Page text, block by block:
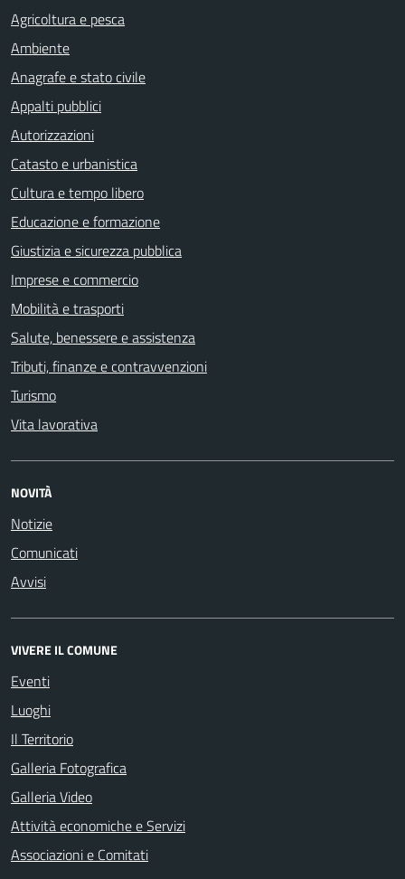
Agricoltura e pesca
Ambiente
Anagrafe e stato civile
Appalti pubblici
Autorizzazioni
Catasto e urbanistica
Cultura e tempo libero
Educazione e formazione
Giustizia e sicurezza pubblica
Imprese e commercio
Mobilità e trasporti
Salute, benessere e assistenza
Tributi, finanze e contravvenzioni
Turismo
Vita lavorativa
NOVITÀ
Notizie
Comunicati
Avvisi
VIVERE IL COMUNE
Eventi
Luoghi
Il Territorio
Galleria Fotografica
Galleria Video
Attività economiche e Servizi
Associazioni e Comitati